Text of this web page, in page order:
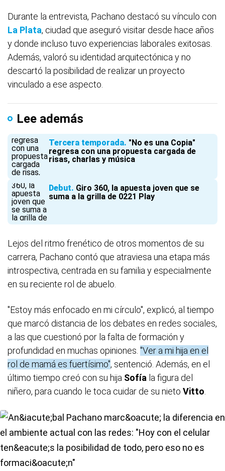
Durante la entrevista, Pachano destacó su vínculo con
La Plata, ciudad que aseguró visitar desde hace años
y donde incluso tuvo experiencias laborales exitosas.
Además, valoró su identidad arquitectónica y no
descartó la posibilidad de realizar un proyecto
vinculado a ese aspecto.
Lee además
Tercera temporada "No es una Copia"
regresa con una propuesta cargada de
risas, charlas y música
Debut Giro 360, la apuesta joven que se
suma a la grilla de 0221 Play
Lejos del ritmo frenético de otros momentos de su
carrera, Pachano contó que atraviesa una etapa más
introspectiva, centrada en su familia y especialmente
en su reciente rol de abuelo.
"Estoy más enfocado en mi círculo", explicó, al tiempo
que marcó distancia de los debates en redes sociales,
a las que cuestionó por la falta de formación y
profundidad en muchas opiniones. "Ver a mi hija en el
rol de mamá es fuertísimo", sentenció. Además, en el
último tiempo creó con su hija Sofía la figura del
niñero, para cuando le toca cuidar de su nieto Vitto